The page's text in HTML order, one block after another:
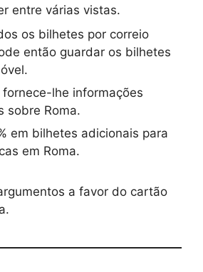
entre várias vistas.
os bilhetes por correio
então guardar os bilhetes
fornece-lhe informações
sobre Roma.
em bilhetes adicionais para
em Roma.
a favor do cartão